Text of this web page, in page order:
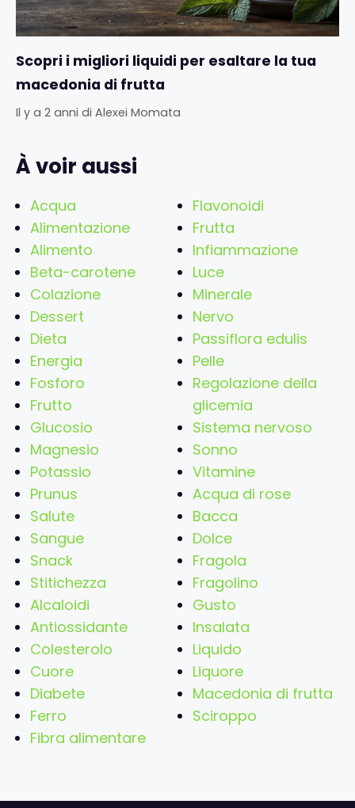
Scopri i migliori liquidi per esaltare la tua
macedonia di frutta
Il y a 2 anni di Alexei Momata
À voir aussi
Acqua
Alimentazione
Alimento
Beta-carotene
Colazione
Dessert
Dieta
Energia
Fosforo
Frutto
Glucosio
Magnesio
Potassio
Prunus
Salute
Sangue
Snack
Stitichezza
Alcaloidi
Antiossidante
Colesterolo
Cuore
Diabete
Ferro
Fibra alimentare
Flavonoidi
Frutta
Infiammazione
Luce
Minerale
Nervo
Passiflora edulis
Pelle
Regolazione della
glicemia
Sistema nervoso
Sonno
Vitamine
Acqua di rose
Bacca
Dolce
Fragola
Fragolino
Gusto
Insalata
Liquido
Liquore
Macedonia di frutta
Sciroppo